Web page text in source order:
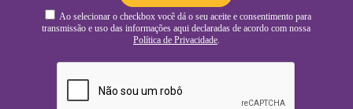
Ao selecionar o checkbox você dá o seu aceite e consentimento para
transmissão e uso das informações aqui declaradas de acordo com nossa
Política de Privacidade.